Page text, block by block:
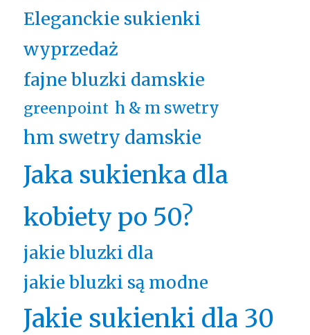
Eleganckie sukienki
wyprzedaż
fajne bluzki damskie
greenpoint h & m swetry
hm swetry damskie
Jaka sukienka dla
kobiety po 50?
jakie bluzki dla
jakie bluzki są modne
Jakie sukienki dla 30